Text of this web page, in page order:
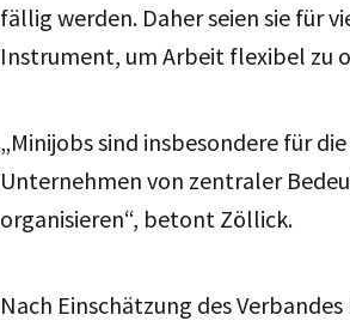
fällig werden. Daher seien sie für
Instrument, um Arbeit flexibel zu
„Minijobs sind insbesondere für
Unternehmen von zentraler
organisieren“, betont Zöllick.
Nach Einschätzung des